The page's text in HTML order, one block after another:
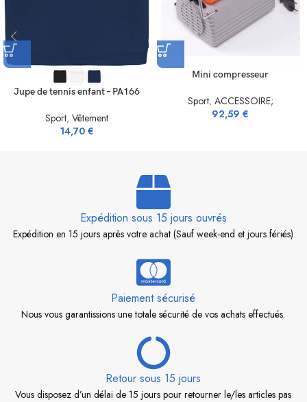
Jupe de tennis enfant – PA166
Sport, Vêtement
14,70 €
Mini compresseur
Sport, ACCESSOIRE;
92,59 €
Expédition sous 15 jours ouvrés
Expédition en 15 jours après votre achat (Sauf week-end et jours fériés)
Paiement sécurisé
Nous vous garantissions une totale sécurité de vos achats effectués.
Retour sous 15 jours
Vous disposez d’un délai de 15 jours pour retourner le/les articles pas